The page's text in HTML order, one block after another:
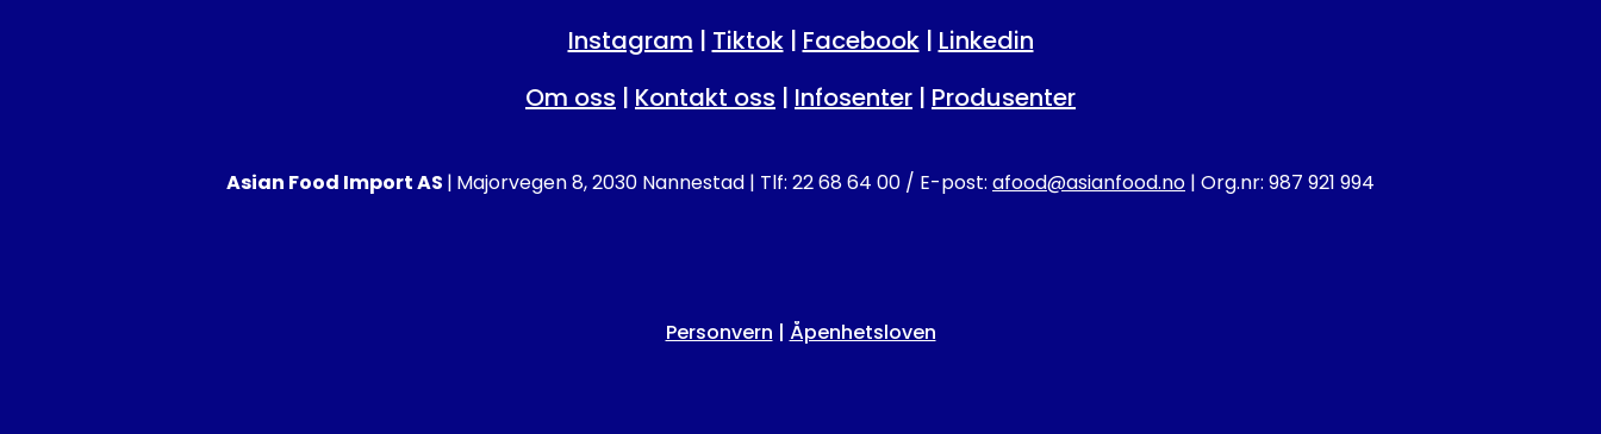
Instagram | Tiktok| Facebook| Linkedin
Om oss | Kontakt oss | Infosenter | Produsenter
Asian Food Import AS | Majorvegen 8, 2030 Nannestad | Tlf: 22 68 64 00 / E-post: afood@asianfood.no | Org.nr: 987 921 994
Personvern | Åpenhetsloven